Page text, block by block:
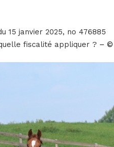
15 janvier 2025, no 476885
fiscalité appliquer ? – ©